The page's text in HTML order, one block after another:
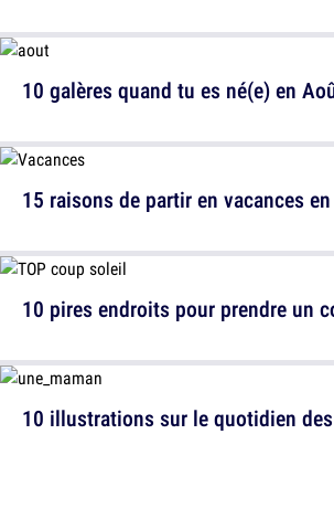
10 galères quand tu es né(e) en
10 pires endroits pour prendre un
15 raisons de partir en vacances
10 illustrations sur le quotidien